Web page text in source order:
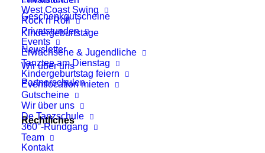
West Coast Swing
Rock’n’Roll
Privatstunden
Events
Erwachsene & Jugendliche
Tanztee am Dienstag
Kindergeburtstag feiern
Eventlocation mieten
Gutscheine
Wir über uns
De Tanzschule
360°-Rundgang
Team
Geschenkgutscheine
Kindergeburtstage
Newsletter
Wir über uns
Partnerschulen
Rechtliches
Kontakt